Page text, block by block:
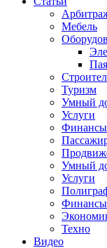
Мебель
Туризм
Умный
Услуги
Финансы
Умный
Услуги
Финансы
Техно
Видео